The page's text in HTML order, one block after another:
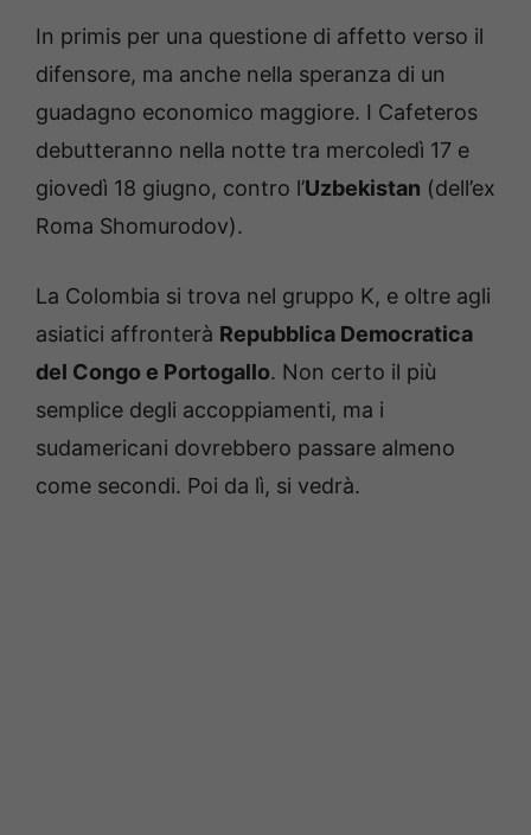
In primis per una questione di affetto verso il
difensore, ma anche nella speranza di un
guadagno economico maggiore. I Cafeteros
debutteranno nella notte tra mercoledì 17 e
giovedì 18 giugno, contro l’Uzbekistan (dell’ex
Roma Shomurodov).
La Colombia si trova nel gruppo K, e oltre agli
asiatici affronterà Repubblica Democratica
del Congo e Portogallo. Non certo il più
semplice degli accoppiamenti, ma i
sudamericani dovrebbero passare almeno
come secondi. Poi da lì, si vedrà.